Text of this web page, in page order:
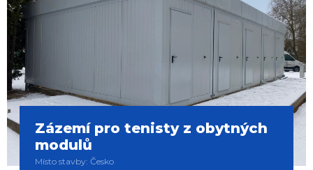
Zázemí pro tenisty z obytných
modulů
Místo stavby: Česko